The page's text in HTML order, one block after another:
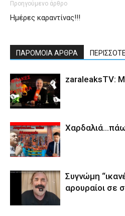
Προηγούμενο άρθρο
Ημέρες καραντίνας!!!
ΠΑΡΟΜΟΙΑ ΑΡΘΡΑ
zaraleaksTV:
Συγνώμη
αρουραίοι σε